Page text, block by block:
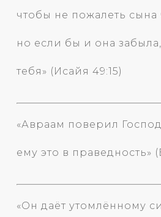
чтобы не пожалеть сына
но если бы и она
тебя» (Исайя 49:15)
«Авраам поверил
ему это в праведность»
«Он даёт утомлённому